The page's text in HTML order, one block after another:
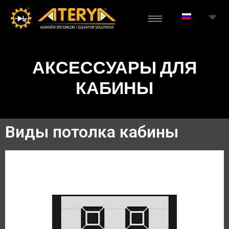
АКСЕССУАРЫ ДЛЯ
КАБИНЫ
Виды потолка кабины